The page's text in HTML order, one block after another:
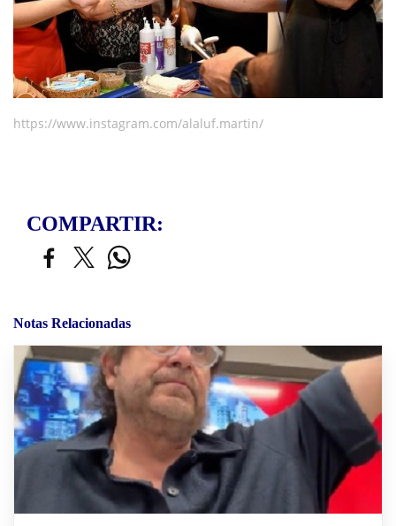
https://www.instagram.com/alaluf.martin/
COMPARTIR:
Notas Relacionadas